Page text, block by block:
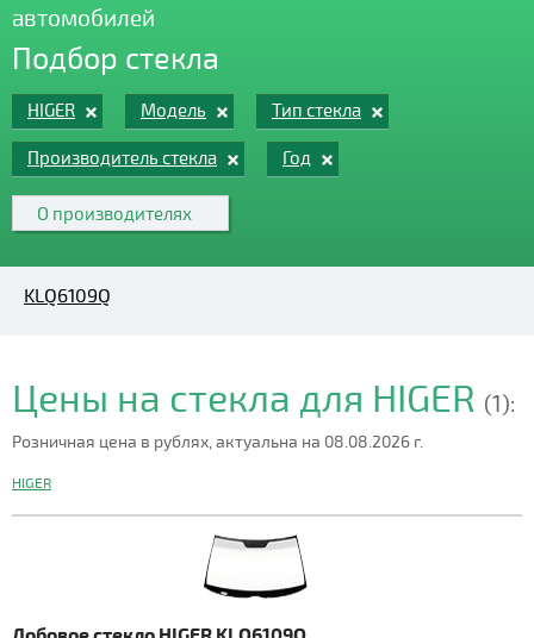
автомобилей
Подбор стекла
HIGER Модель Тип стекла
Производитель стекла Год
О производителях
KLQ6109Q
Цены на стекла для HIGER (1):
Розничная цена в рублях, актуальна на 08.08.2026 г.
HIGER